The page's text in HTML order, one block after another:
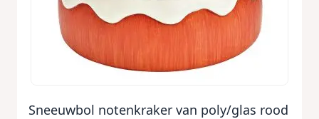
Sneeuwbol notenkraker van poly/glas rood